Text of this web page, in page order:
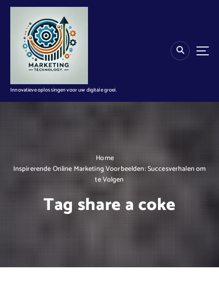
n
Innovatieve oplossingen voor uw digitale groei.
Home
Inspirerende Online Marketing Voorbeelden: Succesverhalen om
te Volgen
Tag share a coke